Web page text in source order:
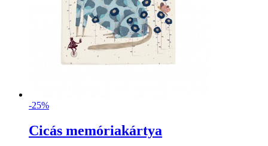
-25%
Cicás memóriakártya